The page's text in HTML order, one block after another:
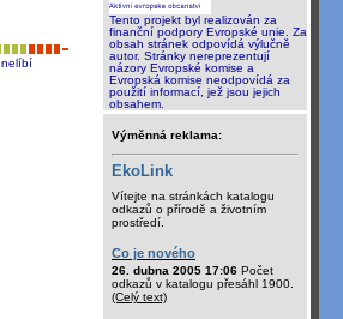
nelíbí
Tento projekt byl realizován za
finanční podpory Evropské unie. Za
obsah stránek odpovídá výlučně
autor. Stránky nereprezentují
názory Evropské komise a
Evropská komise neodpovídá za
použití informací, jež jsou jejich
obsahem.
Výměnná reklama:
EkoLink
Vítejte na stránkách katalogu
odkazů o přírodě a životním
prostředí.
Co je nového
26. dubna 2005 17:06 Počet
odkazů v katalogu přesáhl 1900.
(Celý text)